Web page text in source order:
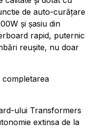
de auto-curățare
și șasiu din
rapid, puternic
reușite, nu doar
completarea
ului Transformers
extinsa de la